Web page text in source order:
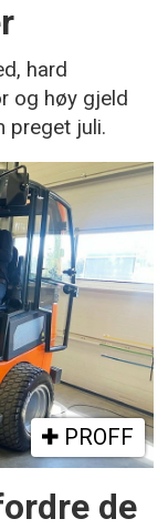
hard
og høy gjeld
preget juli.
PROFF
de